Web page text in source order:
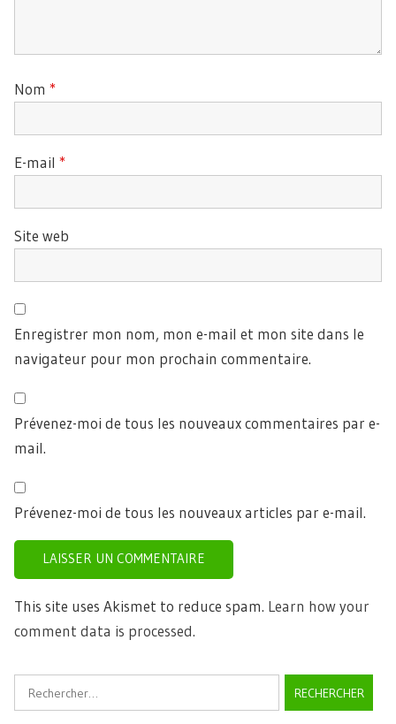
Nom *
E-mail *
Site web
Enregistrer mon nom, mon e-mail et mon site dans le
navigateur pour mon prochain commentaire.
Prévenez-moi de tous les nouveaux commentaires par e-
mail.
Prévenez-moi de tous les nouveaux articles par e-mail.
This site uses Akismet to reduce spam. Learn how your
comment data is processed.
Rechercher :